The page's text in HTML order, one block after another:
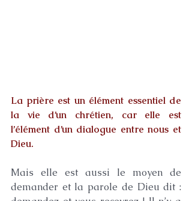
La prière est un élément essentiel de
la vie d’un chrétien, car elle est
l’élément d’un dialogue entre nous et
Dieu.
Mais elle est aussi le moyen de
demander et la parole de Dieu dit :